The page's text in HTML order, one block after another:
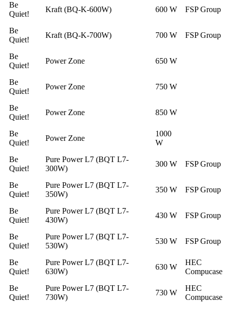
Be
Quiet!
Kraft (BQ-K-600W) 600 W FSP Group
Be
Quiet!
Kraft (BQ-K-700W) 700 W FSP Group
Be
Quiet!
Power Zone 650 W
Be
Quiet!
Power Zone 750 W
Be
Quiet!
Power Zone 850 W
Be
Quiet!
Power Zone
1000
W
Be
Quiet!
Pure Power L7 (BQT L7-
300W)
300 W FSP Group
Be
Quiet!
Pure Power L7 (BQT L7-
350W)
350 W FSP Group
Be
Quiet!
Pure Power L7 (BQT L7-
430W)
430 W FSP Group
Be
Quiet!
Pure Power L7 (BQT L7-
530W)
530 W FSP Group
Be
Quiet!
Pure Power L7 (BQT L7-
630W)
630 W
HEC
Compucase
Be
Quiet!
Pure Power L7 (BQT L7-
730W)
730 W
HEC
Compucase